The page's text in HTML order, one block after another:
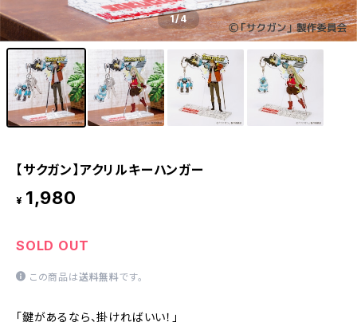
1/4
【サクガン】アクリルキーハンガー
¥ 1,980
SOLD OUT
この商品は送料無料です。
「鍵があるなら、掛ければいい！」